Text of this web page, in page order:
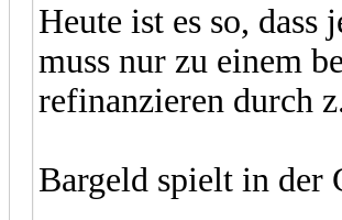
Heute ist es so,
muss nur zu einem
refinanzieren durch
Bargeld spielt in der